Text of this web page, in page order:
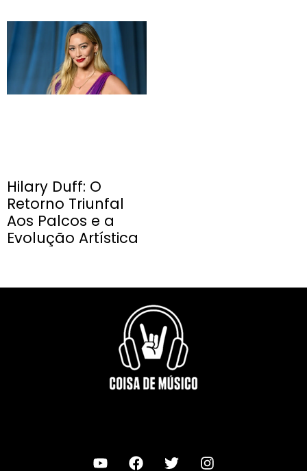
Hilary Duff: O
Retorno Triunfal
Aos Palcos e a
Evolução Artística